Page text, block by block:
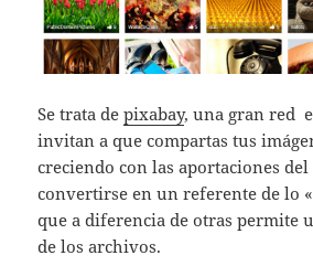
Se trata depixabay, una gran red
invitan a que compartas tus
creciendo con las aportaciones
convertirse en un referente de lo
que a diferencia de otras permite
de los archivos.